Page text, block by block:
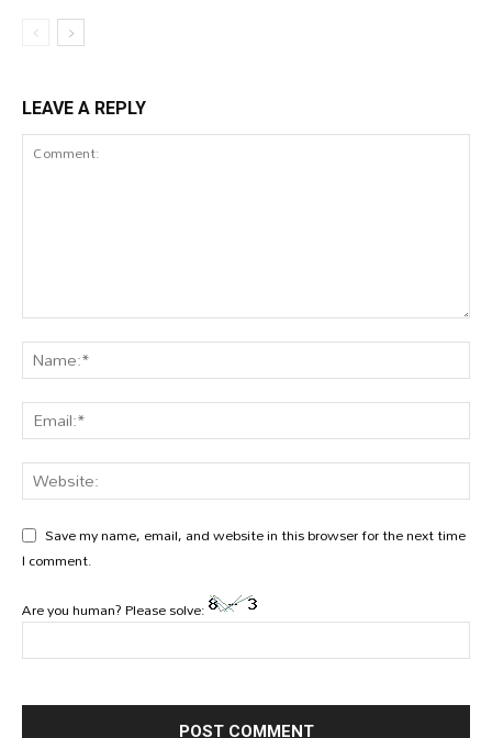
LEAVE A REPLY
Save my name, email, and website in this browser for the next time
I comment.
Are you human? Please solve: